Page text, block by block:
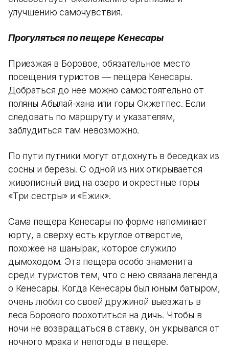
улучшению самочувствия.
Прогуляться по пещере Кенесары
Приезжая в Боровое, обязательное место
посещения туристов — пещера Кенесары.
Добраться до неё можно самостоятельно от
поляны Абылай-хана или горы Окжетпес. Если
следовать по маршруту и указателям,
заблудиться там невозможно.
По пути путники могут отдохнуть в беседках из
сосны и березы. С одной из них открывается
живописный вид на озеро и окрестные горы
«Три сестры» и «Ежик».
Сама пещера Кенесары по форме напоминает
юрту, а сверху есть круглое отверстие,
похожее на шанырак, которое служило
дымоходом. Эта пещера особо знаменита
среди туристов тем, что с нею связана легенда
о Кенесары. Когда Кенесары был юным батыром,
очень любил со своей дружиной выезжать в
леса Борового поохотиться на дичь. Чтобы в
ночи не возвращаться в ставку, он укрывался от
ночного мрака и непогоды в пещере.